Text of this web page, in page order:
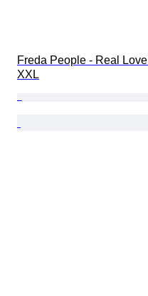
Freda People - Real Love
XXL